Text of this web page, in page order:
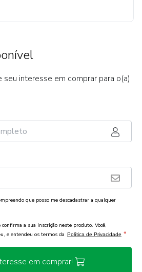
interesse em comprar para o(a)
que posso me descadastrar a qualquer
a sua inscrição neste produto. Você,
e entendeu os termos da Política de Privacidade *
em comprar!